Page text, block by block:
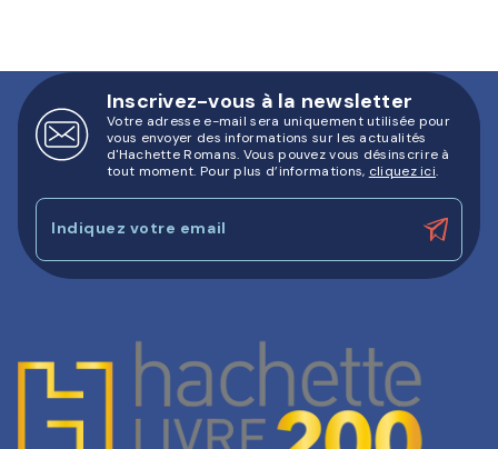
Inscrivez-vous à la newsletter
Votre adresse e-mail sera uniquement utilisée pour
vous envoyer des informations sur les actualités
d'Hachette Romans. Vous pouvez vous désinscrire à
tout moment. Pour plus d’informations, cliquez ici.
Indiquez votre email